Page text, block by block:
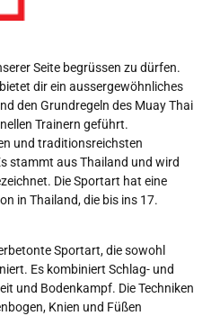
Seite begrüssen zu dürfen.
dir ein aussergewöhnliches
den Grundregeln des Muay Thai
Trainern geführt.
und traditionsreichsten
stammt aus Thailand und wird
Die Sportart hat eine
in Thailand, die bis ins 17.
Sportart, die sowohl
Es kombiniert Schlag- und
und Bodenkampf. Die Techniken
Knien und Füßen